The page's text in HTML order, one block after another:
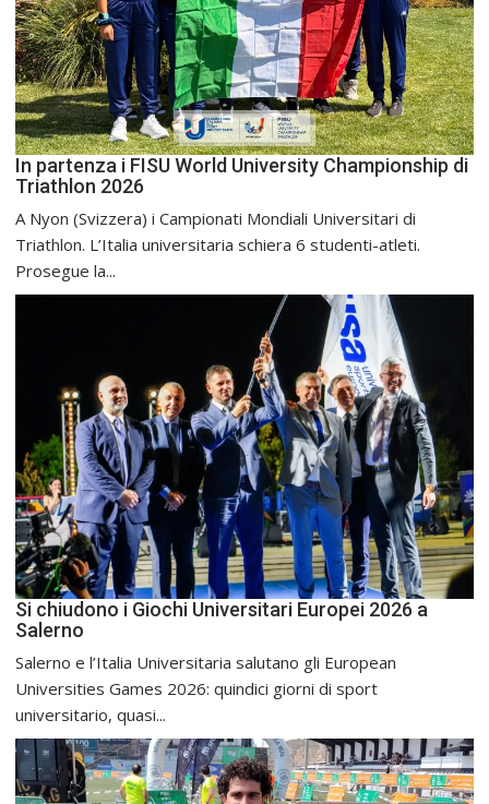
In partenza i FISU World University Championship di
Triathlon 2026
A Nyon (Svizzera) i Campionati Mondiali Universitari di
Triathlon. L’Italia universitaria schiera 6 studenti-atleti.
Prosegue la...
Si chiudono i Giochi Universitari Europei 2026 a
Salerno
Salerno e l’Italia Universitaria salutano gli European
Universities Games 2026: quindici giorni di sport
universitario, quasi...